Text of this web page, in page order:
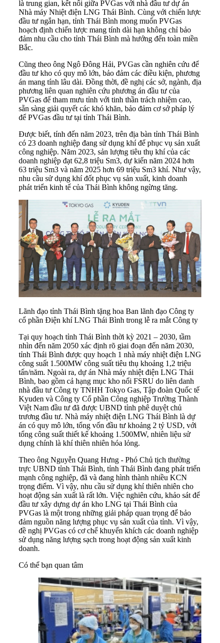
là trung gian, kết nối giữa PVGas với nhà đầu tư dự án
Nhà máy Nhiệt điện LNG Thái Bình. Cùng với chiến lược
đầu tư ngắn hạn, tỉnh Thái Bình mong muốn PVGas
hoạch định chiến lược mang tính dài hạn không chỉ bảo
đảm nhu cầu cho tỉnh Thái Bình mà hướng đến toàn miền
Bắc.
Cũng theo ông Ngô Đông Hải, PVGas cần nghiên cứu để
đầu tư kho có quy mô lớn, bảo đảm các điều kiện, phương
án mang tính lâu dài. Đồng thời, đề nghị các sở, ngành, địa
phương liên quan nghiên cứu phương án đầu tư của
PVGas để tham mưu tỉnh với tinh thần trách nhiệm cao,
sẵn sàng giải quyết các khó khăn, bảo đảm cơ sở pháp lý
để PVGas đầu tư tại tỉnh Thái Bình.
Được biết, tính đến năm 2023, trên địa bàn tỉnh Thái Bình
có 23 doanh nghiệp đang sử dụng khí để phục vụ sản xuất
công nghiệp. Năm 2023, sản lượng tiêu thụ khí của các
doanh nghiệp đạt 62,8 triệu Sm3, dự kiến năm 2024 hơn
63 triệu Sm3 và năm 2025 hơn 69 triệu Sm3 khí. Như vậy,
nhu cầu sử dụng khí đốt phục vụ sản xuất, kinh doanh
phát triển kinh tế của Thái Bình không ngừng tăng.
Lãnh đạo tỉnh Thái Bình tặng hoa Ban lãnh đạo Công ty
cổ phần Điện khí LNG Thái Bình trong lễ ra mắt Công ty
Tại quy hoạch tỉnh Thái Bình thời kỳ 2021 – 2030, tầm
nhìn đến năm 2050 xác định rõ giai đoạn đến năm 2030,
tỉnh Thái Bình được quy hoạch 1 nhà máy nhiệt điện LNG
công suất 1.500MW công suất tiêu thụ khoảng 1,2 triệu
tấn/năm. Ngoài ra, dự án Nhà máy nhiệt điện LNG Thái
Bình, bao gồm cả hạng mục kho nổi FSRU do liên danh
nhà đầu tư Công ty TNHH Tokyo Gas, Tập đoàn Quốc tế
Kyuden và Công ty Cổ phần Công nghiệp Trường Thành
Việt Nam đầu tư đã được UBND tỉnh phê duyệt chủ
trương đầu tư. Nhà máy nhiệt điện LNG Thái Bình là dự
án có quy mô lớn, tổng vốn đầu tư khoảng 2 tỷ USD, với
tổng công suất thiết kế khoảng 1.500MW, nhiên liệu sử
dụng chính là khí thiên nhiên hóa lỏng.
Theo ông Nguyễn Quang Hưng - Phó Chủ tịch thường
trực UBND tỉnh Thái Bình, tỉnh Thái Bình đang phát triển
mạnh công nghiệp, đã và đang hình thành nhiều KCN
trọng điểm. Vì vậy, nhu cầu sử dụng khí thiên nhiên cho
hoạt động sản xuất là rất lớn. Việc nghiên cứu, khảo sát để
đầu tư xây dựng dự án kho LNG tại Thái Bình của
PVGas là một trong những giải pháp quan trọng để bảo
đảm nguồn năng lượng phục vụ sản xuất của tỉnh. Vì vậy,
đề nghị PVGas có cơ chế khuyến khích các doanh nghiệp
sử dụng năng lượng sạch trong hoạt động sản xuất kinh
doanh.
Có thể bạn quan tâm